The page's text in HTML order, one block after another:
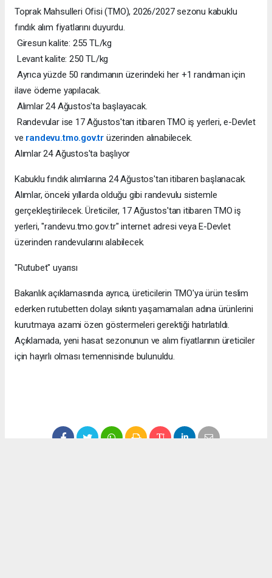
Toprak Mahsulleri Ofisi (TMO), 2026/2027 sezonu kabuklu
fındık alım fiyatlarını duyurdu.
Giresun kalite: 255 TL/kg
Levant kalite: 250 TL/kg
Ayrıca yüzde 50 randımanın üzerindeki her +1 randıman için
ilave ödeme yapılacak.
Alımlar 24 Ağustos'ta başlayacak.
Randevular ise 17 Ağustos'tan itibaren TMO iş yerleri, e-Devlet
ve randevu.tmo.gov.trüzerinden alınabilecek.
Alımlar 24 Ağustos'ta başlıyor
Kabuklu fındık alımlarına 24 Ağustos'tan itibaren başlanacak.
Alımlar, önceki yıllarda olduğu gibi randevulu sistemle
gerçekleştirilecek. Üreticiler, 17 Ağustos'tan itibaren TMO iş
yerleri, "randevu.tmo.gov.tr" internet adresi veya E-Devlet
üzerinden randevularını alabilecek.
"Rutubet" uyarısı
Bakanlık açıklamasında ayrıca, üreticilerin TMO'ya ürün teslim
ederken rutubetten dolayı sıkıntı yaşamamaları adına ürünlerini
kurutmaya azami özen göstermeleri gerektiği hatırlatıldı.
Açıklamada, yeni hasat sezonunun ve alım fiyatlarının üreticiler
için hayırlı olması temennisinde bulunuldu.